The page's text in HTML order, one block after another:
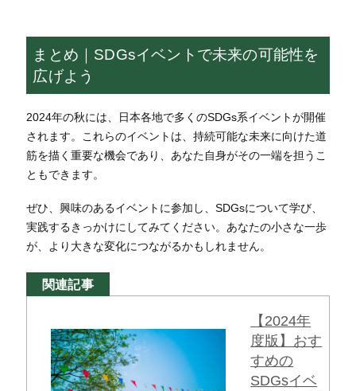
まとめ｜SDGsイベントで未来の可能性を
広げよう
2024年の秋には、日本各地で多くのSDGs系イベントが開催
されます。これらのイベントは、持続可能な未来に向けた道
筋を描く重要な機会であり、あなた自身がその一端を担うこ
ともできます。
ぜひ、興味のあるイベントに参加し、SDGsについて学び、
実践するきっかけにしてみてください。あなたの小さな一歩
が、より大きな変化につながるかもしれません。
関連記事
【2024年
度版】おす
すめの
SDGsイベ